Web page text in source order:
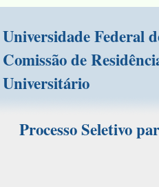
Universidade Federal
Comissão de
Universitário
Processo Seletivo